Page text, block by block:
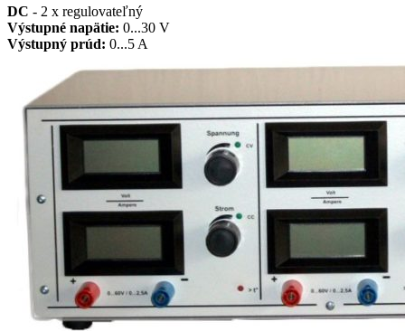
DC - 2 x regulovateľný
Výstupné napätie: 0...30 V
Výstupný prúd: 0...5 A